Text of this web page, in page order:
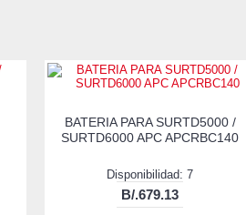
BATERIA PARA SURTD5000 /
SURTD6000 APC APCRBC140
Disponibilidad: 7
B/.679.13